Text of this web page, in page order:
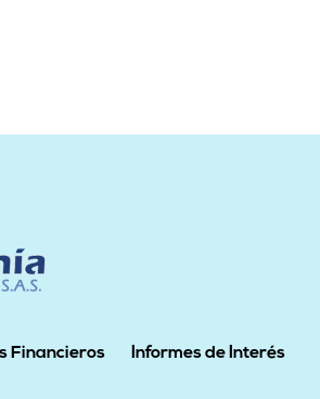
Financieros Informes de Interés